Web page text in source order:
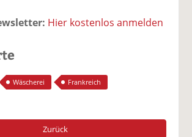
Hier kostenlos anmelden
Wäscherei Frankreich
Zurück